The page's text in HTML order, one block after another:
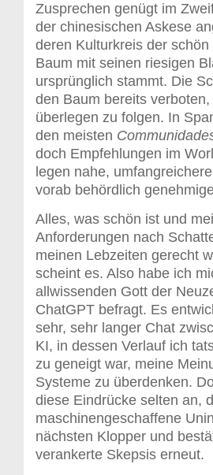
Zusprechen genügt im
der chinesischen Askese
deren Kulturkreis der
Baum mit seinen riesigen
ursprünglich stammt. Die
den Baum bereits
überlegen zu folgen. In
den meisten
doch Empfehlungen im
legen nahe,
vorab behördlich
Alles, was schön ist und
Anforderungen nach
meinen Lebzeiten gerecht
scheint es. Also habe ich
allwissenden Gott der
ChatGPT befragt. Es
sehr, sehr langer Chat
KI, in dessen Verlauf ich
zu geneigt war, meine
Systeme zu überdenken.
diese Eindrücke selten an,
maschinengeschaffene
nächsten Klopper und
verankerte Skepsis erneut.